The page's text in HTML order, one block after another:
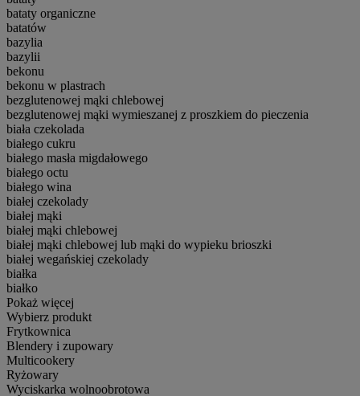
bataty organiczne
batatów
bazylia
bazylii
bekonu
bekonu w plastrach
bezglutenowej mąki chlebowej
bezglutenowej mąki wymieszanej z proszkiem do pieczenia
biała czekolada
białego cukru
białego masła migdałowego
białego octu
białego wina
białej czekolady
białej mąki
białej mąki chlebowej
białej mąki chlebowej lub mąki do wypieku brioszki
białej wegańskiej czekolady
białka
białko
Pokaż więcej
Wybierz produkt
Frytkownica
Blendery i zupowary
Multicookery
Ryżowary
Wyciskarka wolnoobrotowa